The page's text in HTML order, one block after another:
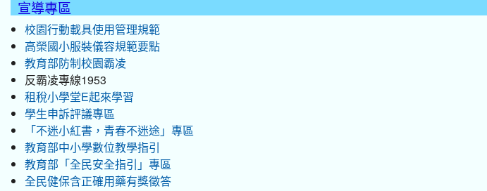
宣導專區
校園行動載具使用管理規範
高榮國小服裝儀容規範要點
教育部防制校園霸凌
反霸凌專線1953
租稅小學堂E起來學習
學生申訴評議專區
「不迷小紅書，青春不迷途」專區
教育部中小學數位教學指引
教育部「全民安全指引」專區
全民健保含正確用藥有獎徵答